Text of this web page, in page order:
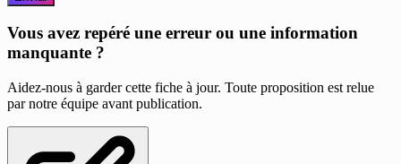
Vous avez repéré une erreur ou une information
manquante ?
Aidez-nous à garder cette fiche à jour. Toute proposition est relue
par notre équipe avant publication.